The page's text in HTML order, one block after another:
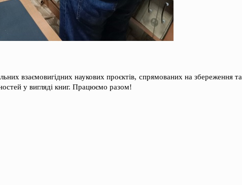
взаємовигідних наукових проєктів, спрямованих на збереження та
у вигляді книг. Працюємо разом!